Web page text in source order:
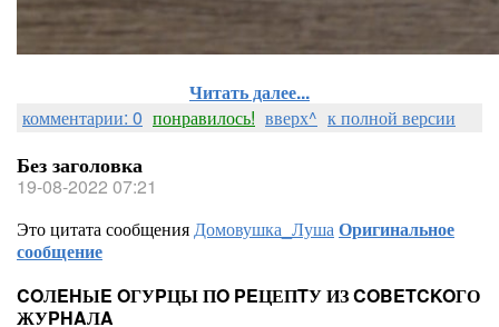
Читать далее...
комментарии: 0 понравилось! вверх^ к полной версии
Без заголовка
19-08-2022 07:21
Это цитата сообщенияДомовушка_ЛушаОригинальное
сообщение
COЛEHЫE OГУPЦЫ ПO PEЦЕПTУ ИЗ COBETCKOГО
ЖУPHAЛA